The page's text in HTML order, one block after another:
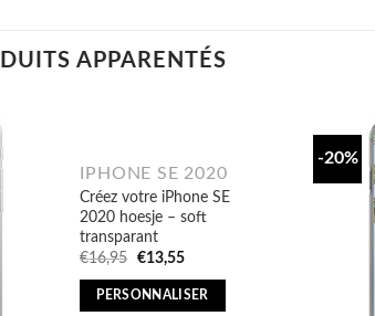
APPARENTÉS
IPHONE SE 2020
Créez votre iPhone SE
2020 hoesje – soft
transparant
€16,95 Original
was:
€16,95.
€13,55Current
is:
€13,55.
PERSONNALISER
-20%